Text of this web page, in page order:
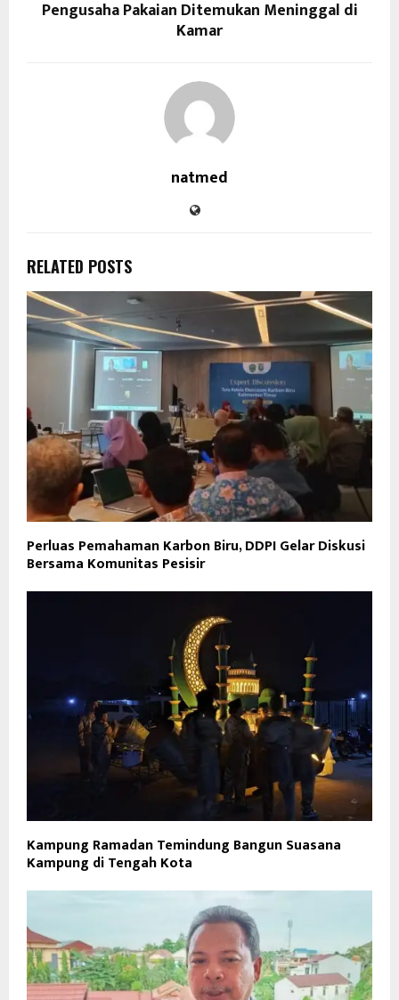
Pengusaha Pakaian Ditemukan Meninggal di
Kamar
natmed
RELATED POSTS
Perluas Pemahaman Karbon Biru, DDPI Gelar Diskusi
Bersama Komunitas Pesisir
Kampung Ramadan Temindung Bangun Suasana
Kampung di Tengah Kota